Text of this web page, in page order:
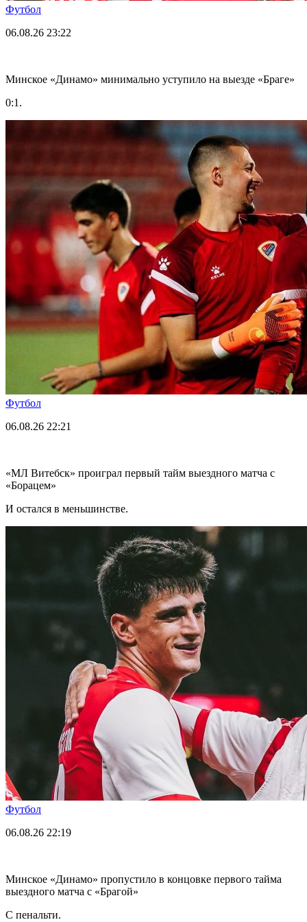
Футбол
06.08.26 23:22
Минское «Динамо» минимально уступило на выезде «Браге»
0:1.
Футбол
06.08.26 22:21
«МЛ Витебск» проиграл первый тайм выездного матча с
«Борацем»
И остался в меньшинстве.
Футбол
06.08.26 22:19
Минское «Динамо» пропустило в концовке первого тайма
выездного матча с «Брагой»
С пенальти.